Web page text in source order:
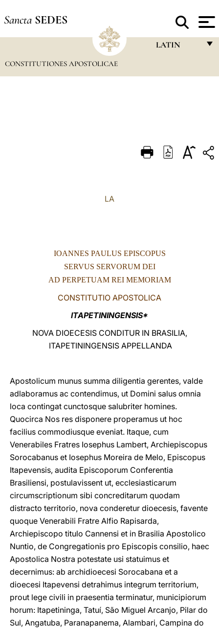
Sancta SEDES
LATIN
DEUTSCH
CONSTITUTIONES APOSTOLICAE
LA
IOANNES PAULUS EPISCOPUS
SERVUS SERVORUM DEI
AD PERPETUAM REI MEMORIAM
CONSTITUTIO APOSTOLICA
ITAPETININGENSIS*
NOVA DIOECESIS CONDITUR IN BRASILIA,
ITAPETININGENSIS APPELLANDA
Apostolicum munus summa diligentia gerentes, valde
adlaboramus ac contendimus, ut Domini salus omnia
loca contingat cunctosque salubriter homines.
Quocirca Nos res disponere properamus ut hoc
facilius commodiusque eveniat. Itaque, cum
Venerabiles Fratres Iosephus Lambert, Archiepiscopus
Sorocabanus et Iosephus Moreira de Melo, Episcopus
Itapevensis, audita Episcoporum Conferentia
Brasiliensi, postulavissent ut, ecclesiasticarum
circumscriptionum sibi concreditarum quodam
distracto territorio, nova conderetur dioecesis, favente
quoque Venerabili Fratre Alfio Rapisarda,
Archiepiscopo titulo Cannensi et in Brasilia Apostolico
Nuntio, de Congregationis pro Episcopis consilio, haec
Apostolica Nostra potestate usi statuimus et
decernimus: ab archidioecesi Sorocabana et a
dioecesi Itapevensi detrahimus integrum territorium,
prout lege civili in praesentia terminatur, municipiorum
horum: Itapetininga, Tatuí, São Miguel Arcanjo, Pilar do
Sul, Angatuba, Paranapanema, Alambari, Campina do